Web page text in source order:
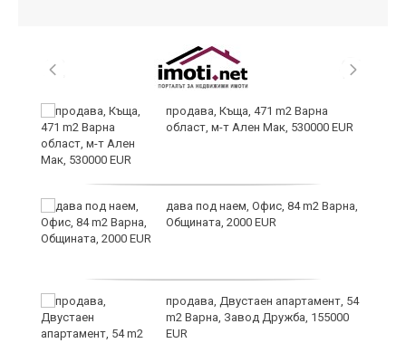
продава, Къща, 471 m2 Варна
област, м-т Ален Мак, 530000 EUR
дава под наем, Офис, 84 m2 Варна,
Общината, 2000 EUR
продава, Двустаен апартамент, 54
m2 Варна, Завод Дружба, 155000
EUR